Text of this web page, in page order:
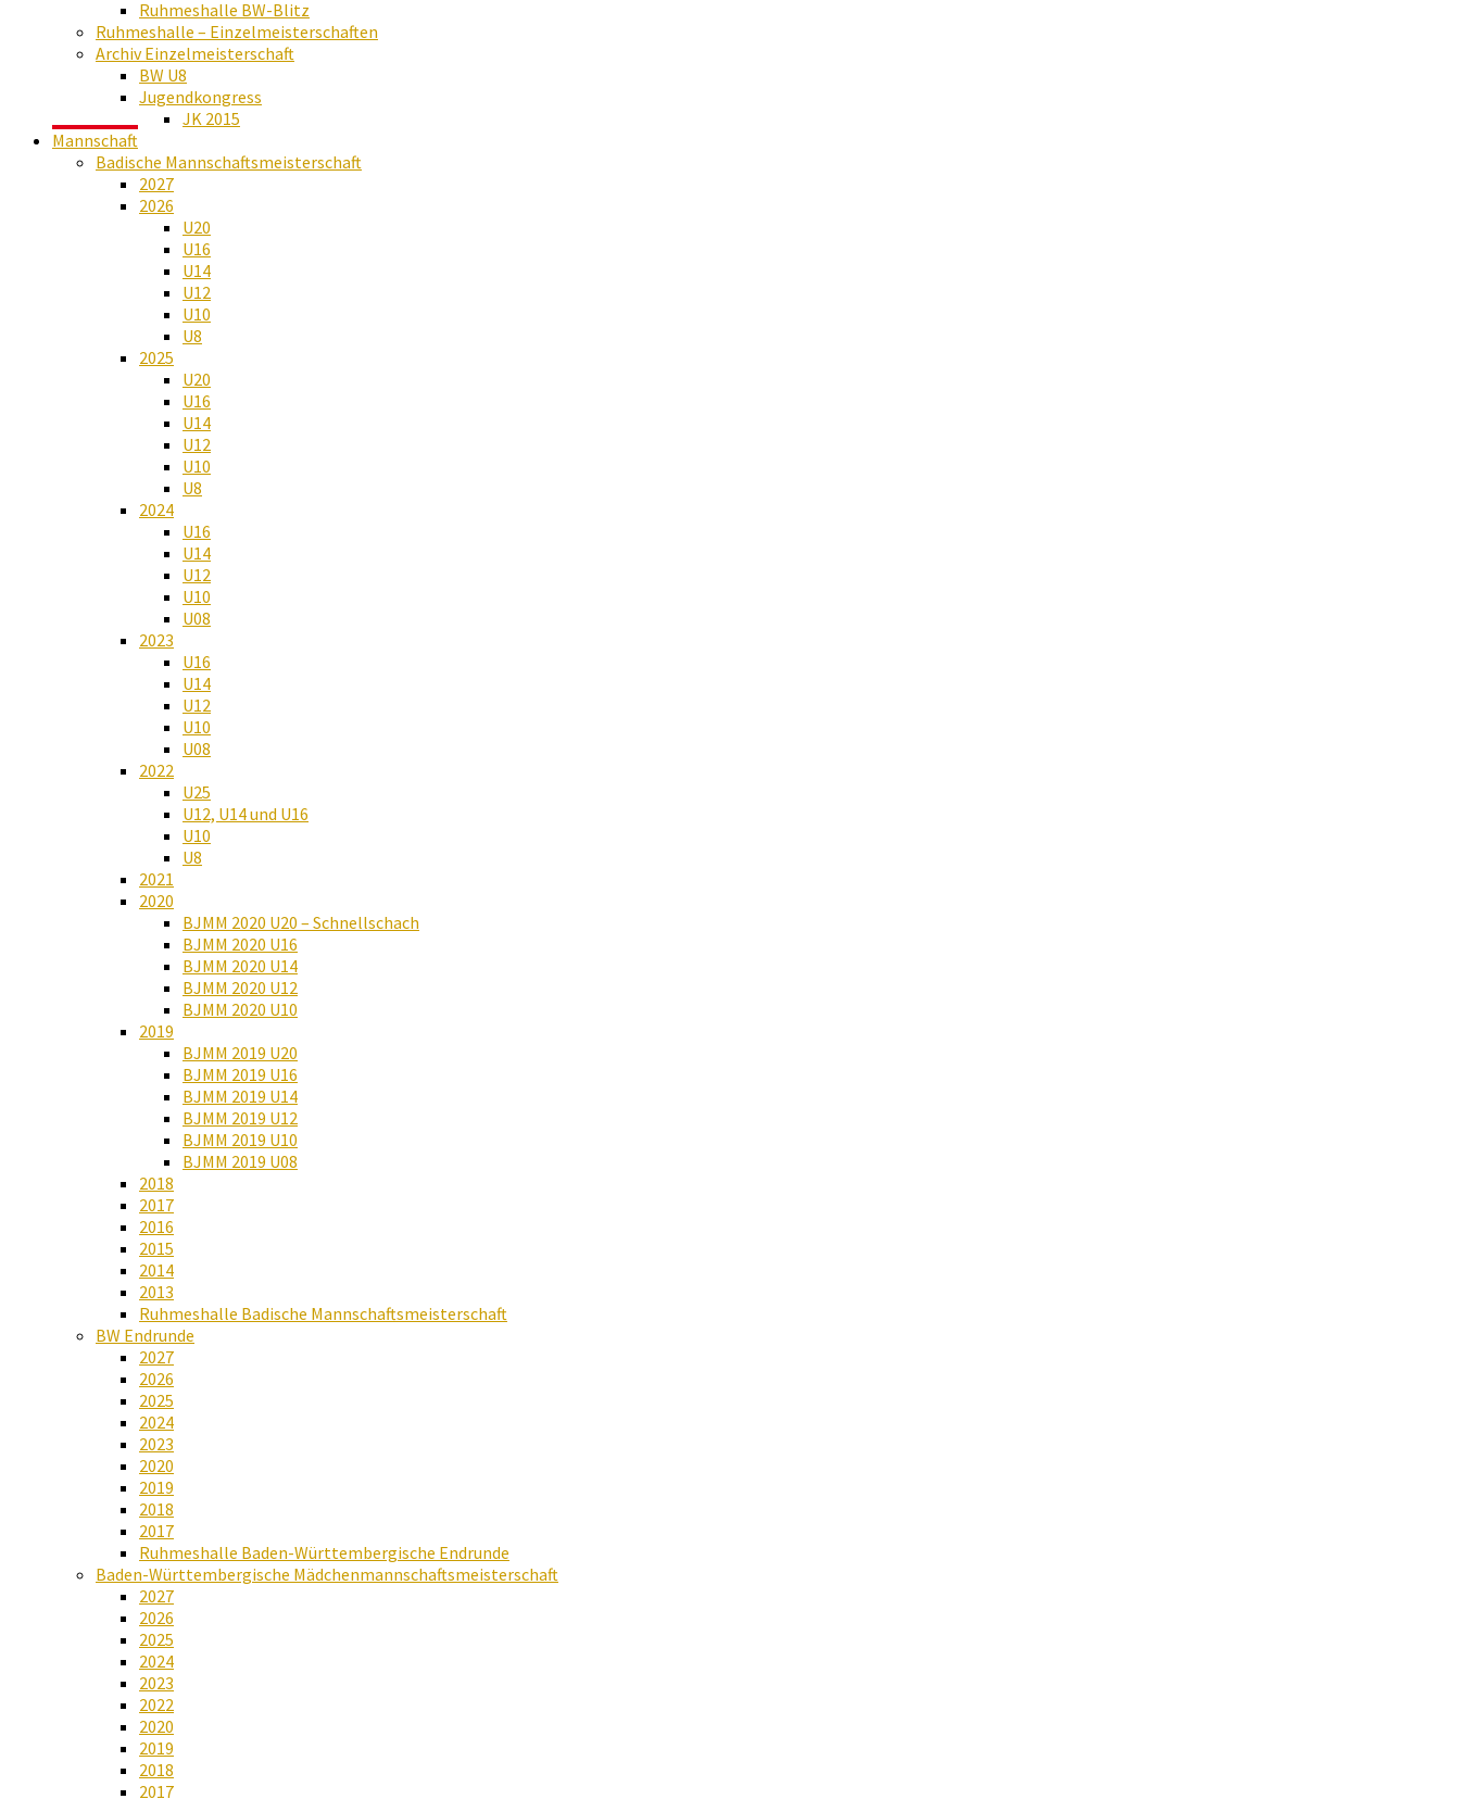
Ruhmeshalle BW-Blitz
Ruhmeshalle – Einzelmeisterschaften
Archiv Einzelmeisterschaft
BW U8
Jugendkongress
JK 2015
Mannschaft
Badische Mannschaftsmeisterschaft
2027
2026
U20
U16
U14
U12
U10
U8
2025
U20
U16
U14
U12
U10
U8
2024
U16
U14
U12
U10
U08
2023
U16
U14
U12
U10
U08
2022
U25
U12, U14 und U16
U10
U8
2021
2020
BJMM 2020 U20 – Schnellschach
BJMM 2020 U16
BJMM 2020 U14
BJMM 2020 U12
BJMM 2020 U10
2019
BJMM 2019 U20
BJMM 2019 U16
BJMM 2019 U14
BJMM 2019 U12
BJMM 2019 U10
BJMM 2019 U08
2018
2017
2016
2015
2014
2013
Ruhmeshalle Badische Mannschaftsmeisterschaft
BW Endrunde
2027
2026
2025
2024
2023
2020
2019
2018
2017
Ruhmeshalle Baden-Württembergische Endrunde
Baden-Württembergische Mädchenmannschaftsmeisterschaft
2027
2026
2025
2024
2023
2022
2020
2019
2018
2017